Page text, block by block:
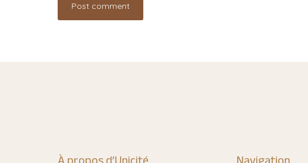
Post comment
À propos d’Unicité Navigation